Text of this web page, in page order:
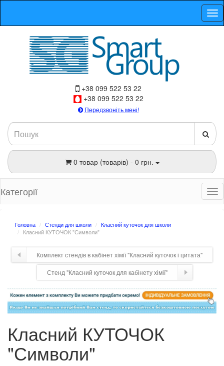
+38 099 522 53 22
+38 099 522 53 22
Передзвоніть мені!
0 товар (товарів) - 0 грн.
Категорії
Головна Стенди для школи
Класний куточок для школи
Класний КУТОЧОК "Символи"
Комплект стендів в кабінет хімії "Класний куточок і цитата"
Стенд "Класний куточок для кабінету хімії"
Класний КУТОЧОК
"Символи"